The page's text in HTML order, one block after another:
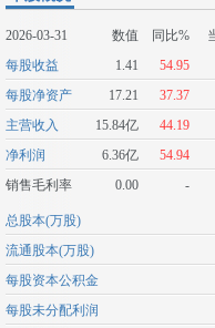
2026-03-31 数值 同比%
每股收益
1.41 54.95
每股净资产
17.21 37.37
主营收入
15.84亿 44.19
净利润
6.36亿 54.94
销售毛利率
0.00 -
总股本(万股)
流通股本(万股)
每股资本公积金
每股未分配利润